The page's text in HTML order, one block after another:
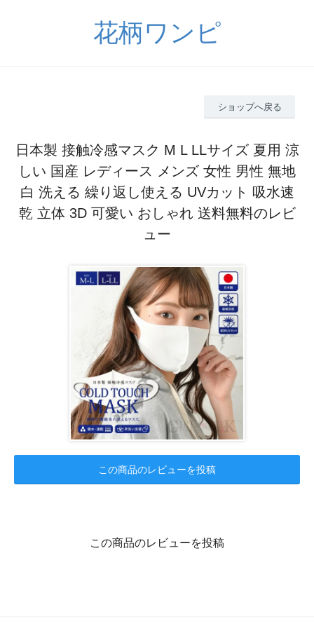
花柄ワンピ
ショップへ戻る
日本製 接触冷感マスク M L LLサイズ 夏用 涼
しい 国産 レディース メンズ 女性 男性 無地
白 洗える 繰り返し使える UVカット 吸水速
乾 立体 3D 可愛い おしゃれ 送料無料のレビ
ュー
この商品のレビューを投稿
この商品のレビューを投稿